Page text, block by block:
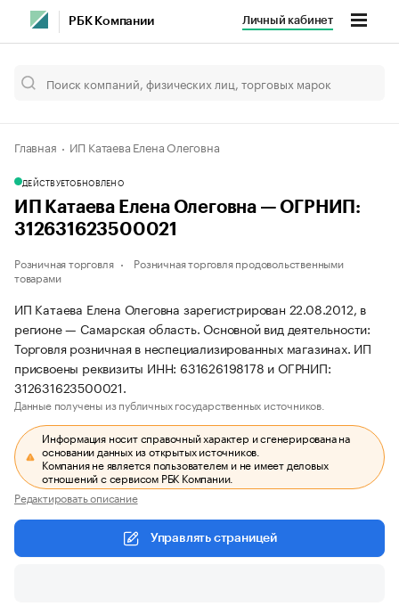
РБК Компании Личный кабинет
Главная ИП Катаева Елена Олеговна
ДЕЙСТВУЕТОБНОВЛЕНО
ИП Катаева Елена Олеговна — ОГРНИП:
312631623500021
Розничная торговля
Розничная торговля продовольственными
товарами
ИП Катаева Елена Олеговна зарегистрирован 22.08.2012, в
регионе — Самарская область. Основной вид деятельности:
Торговля розничная в неспециализированных магазинах. ИП
присвоены реквизиты ИНН: 631626198178 и ОГРНИП:
312631623500021.
Данные получены из публичных государственных источников.
Информация носит справочный характер и сгенерирована на
основании данных из открытых источников.
Компания не является пользователем и не имеет деловых
отношений с сервисом РБК Компании.
Редактировать описание
Управлять страницей